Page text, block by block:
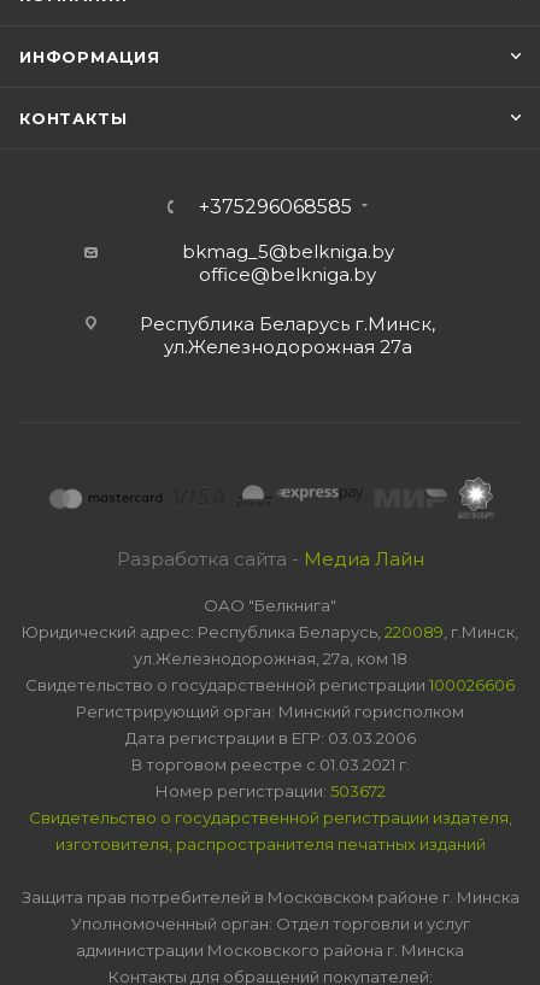
ИНФОРМАЦИЯ
КОНТАКТЫ
+375296068585
bkmag_5@belkniga.by
office@belkniga.by
Республика Беларусь г.Минск,
ул.Железнодорожная 27а
Разработка сайта - Медиа Лайн
ОАО "Белкнига"
Юридический адрес: Республика Беларусь, 220089 , г.Минск,
ул.Железнодорожная, 27а, ком 18
Свидетельство о государственной регистрации 100026606
Регистрирующий орган: Минский горисполком
Дата регистрации в ЕГР: 03.03.2006
В торговом реестре с 01.03.2021 г.
Номер регистрации: 503672
Свидетельство о государственной регистрации издателя,
изготовителя, распространителя печатных изданий
Защита прав потребителей в Московском районе г. Минска
Уполномоченный орган: Отдел торговли и услуг
администрации Московского района г. Минска
Контакты для обращений покупателей: